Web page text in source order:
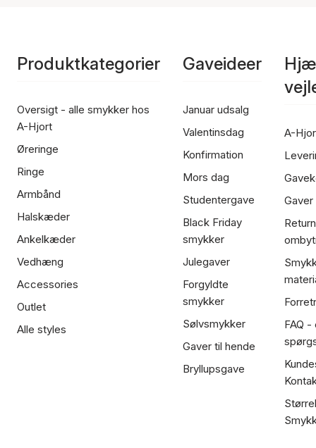
Produktkategorier
Oversigt - alle smykker hos
A-Hjort
Øreringe
Ringe
Armbånd
Halskæder
Ankelkæder
Vedhæng
Accessories
Outlet
Alle styles
Gaveideer
Januar udsalg
Valentinsdag
Konfirmation
Mors dag
Studentergave
Black Friday
smykker
Julegaver
Forgyldte
smykker
Sølvsmykker
Gaver til hende
Bryllupsgave
A-
FAQ